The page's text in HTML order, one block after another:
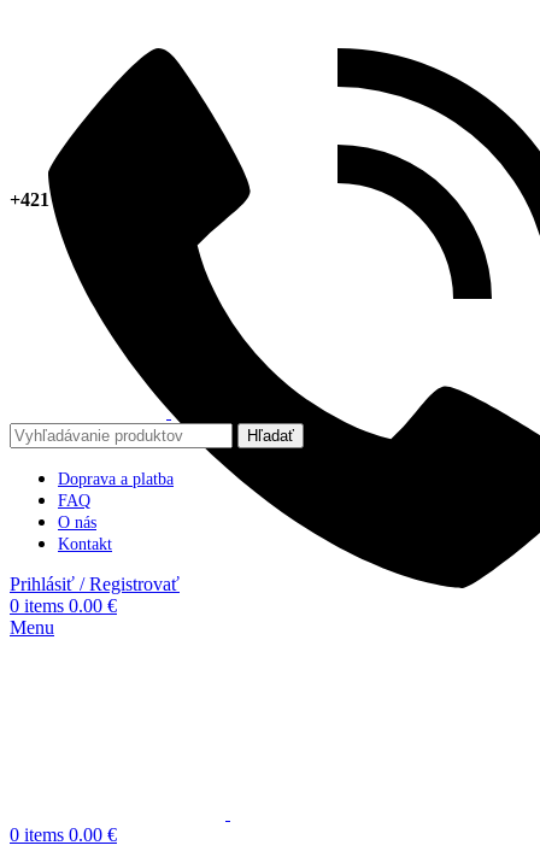
+421 918 378 267
Hľadať
Doprava a platba
FAQ
O nás
Kontakt
Prihlásiť / Registrovať
0 items 0.00 €
Menu
0 items 0.00 €